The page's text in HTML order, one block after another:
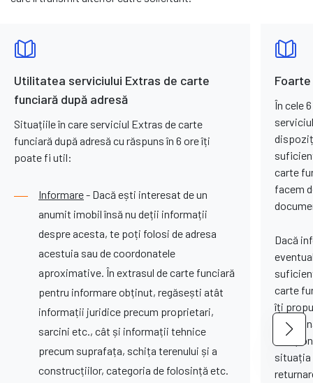
Utilitatea serviciului Extras de carte
funciară după adresă
Situațiile în care serviciul Extras de carte
funciară după adresă cu răspuns în 6 ore îți
poate fi util:
Informare- Dacă ești interesat de un
anumit imobil însă nu deții informații
despre acesta, te poți folosi de adresa
acestuia sau de coordonatele
aproximative. În extrasul de carte funciară
pentru informare obținut, regăsești atât
informații juridice precum proprietari,
sarcini etc., cât și informații tehnice
precum suprafața, schița terenului și a
construcțiilor, categoria de folosință etc.
În cele
carte
facem
Dacă
carte
îți
situația